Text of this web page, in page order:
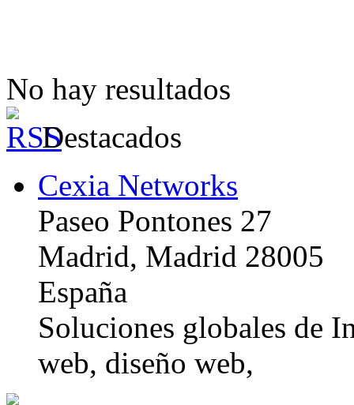
No hay resultados
Destacados
Cexia Networks
Paseo Pontones 27
Madrid, Madrid 28005
España
Soluciones globales de
web, diseño web,